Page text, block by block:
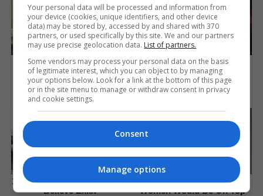
How Does "Darkest Hour"
Spotted Secrets That No
One Knew?
Brainberries
From Baddies To
Sweethearts: These 9
Actresses Can Do It All
Brainberries
10 Tallest Women You Won't
Believe Exist
If Looks Could Kill, These
Women Would Be On Top
Your personal data will be processed and information from
your device (cookies, unique identifiers, and other device
data) may be stored by, accessed by and shared with 370
partners, or used specifically by this site. We and our partners
may use precise geolocation data. List of partners.
Some vendors may process your personal data on the basis
of legitimate interest, which you can object to by managing
your options below. Look for a link at the bottom of this page
or in the site menu to manage or withdraw consent in privacy
and cookie settings.
Consent
Manage options